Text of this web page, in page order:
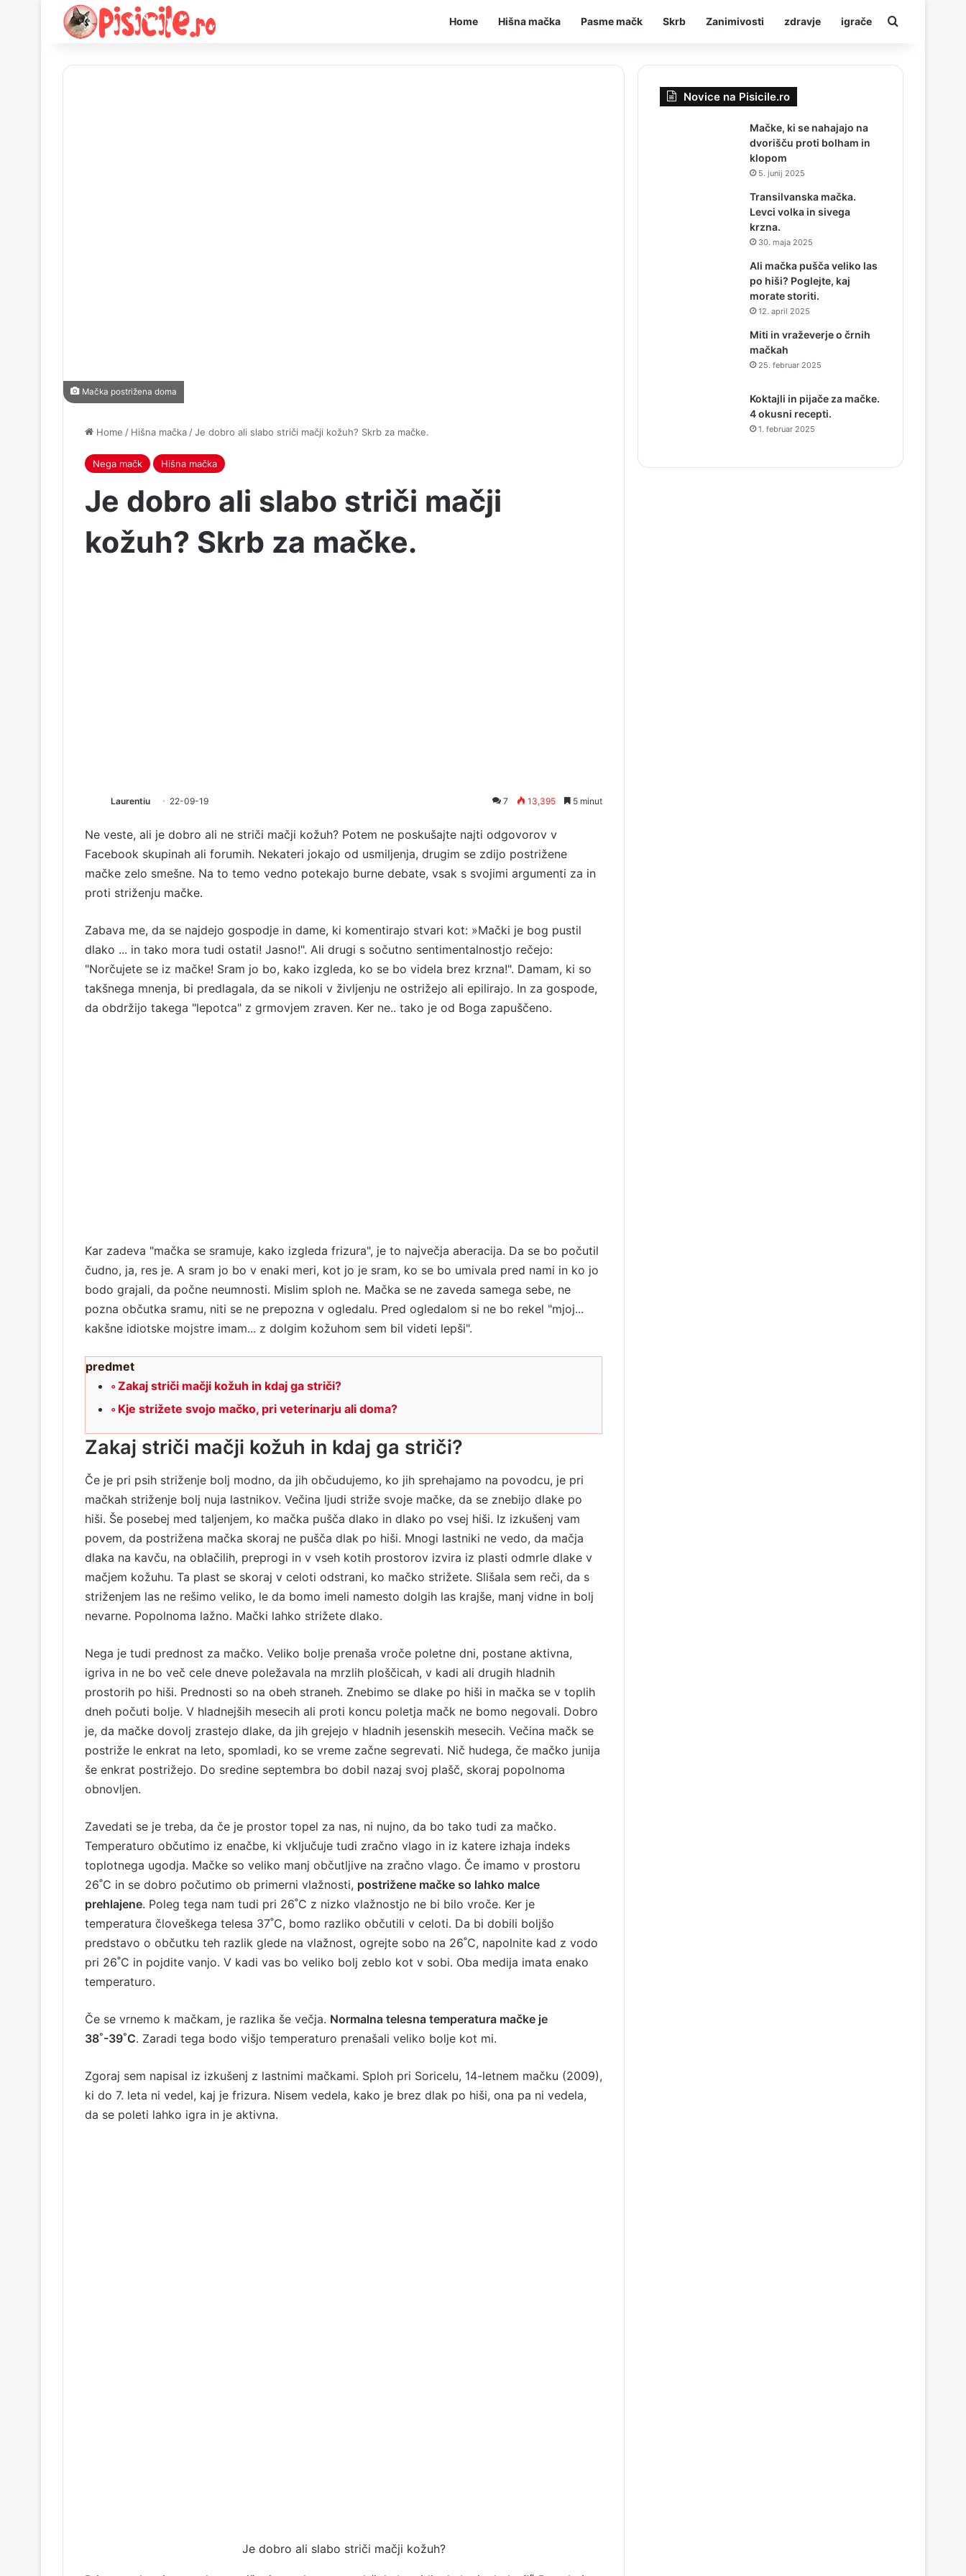
Home Hišna mačka Pasme mačk Skrb Zanimivosti zdravje igrače Iskanje
Mačka postrižena doma
Home / Hišna mačka /Je dobro ali slabo striči mačji kožuh? Skrb za mačke.
Nega mačk Hišna mačka
Je dobro ali slabo striči mačji
kožuh? Skrb za mačke.
Laurentiu 22-09-19 7 13,395 5 minut
Ne veste, ali je dobro ali ne striči mačji kožuh? Potem ne poskušajte najti odgovorov v
Facebook skupinah ali forumih. Nekateri jokajo od usmiljenja, drugim se zdijo postrižene
mačke zelo smešne. Na to temo vedno potekajo burne debate, vsak s svojimi argumenti za in
proti striženju mačke.
Zabava me, da se najdejo gospodje in dame, ki komentirajo stvari kot: »Mački je bog pustil
dlako ... in tako mora tudi ostati! Jasno!". Ali drugi s sočutno sentimentalnostjo rečejo:
"Norčujete se iz mačke! Sram jo bo, kako izgleda, ko se bo videla brez krzna!". Damam, ki so
takšnega mnenja, bi predlagala, da se nikoli v življenju ne ostrižejo ali epilirajo. In za gospode,
da obdržijo takega "lepotca" z grmovjem zraven. Ker ne.. tako je od Boga zapuščeno.
Kar zadeva "mačka se sramuje, kako izgleda frizura", je to največja aberacija. Da se bo počutil
čudno, ja, res je. A sram jo bo v enaki meri, kot jo je sram, ko se bo umivala pred nami in ko jo
bodo grajali, da počne neumnosti. Mislim sploh ne. Mačka se ne zaveda samega sebe, ne
pozna občutka sramu, niti se ne prepozna v ogledalu. Pred ogledalom si ne bo rekel "mjoj...
kakšne idiotske mojstre imam... z dolgim ​​kožuhom sem bil videti lepši".
predmet
Zakaj striči mačji kožuh in kdaj ga striči?
Kje strižete svojo mačko, pri veterinarju ali doma?
Zakaj striči mačji kožuh in kdaj ga striči?
Če je pri psih striženje bolj modno, da jih občudujemo, ko jih sprehajamo na povodcu, je pri
mačkah striženje bolj nuja lastnikov. Večina ljudi striže svoje mačke, da se znebijo dlake po
hiši. Še posebej med taljenjem, ko mačka pušča dlako in dlako po vsej hiši. Iz izkušenj vam
povem, da postrižena mačka skoraj ne pušča dlak po hiši. Mnogi lastniki ne vedo, da mačja
dlaka na kavču, na oblačilih, preprogi in v vseh kotih prostorov izvira iz plasti odmrle dlake v
mačjem kožuhu. Ta plast se skoraj v celoti odstrani, ko mačko strižete. Slišala sem reči, da s
striženjem las ne rešimo veliko, le da bomo imeli namesto dolgih las krajše, manj vidne in bolj
nevarne. Popolnoma lažno. Mački lahko strižete dlako.
Nega je tudi prednost za mačko. Veliko bolje prenaša vroče poletne dni, postane aktivna,
igriva in ne bo več cele dneve poležavala na mrzlih ploščicah, v kadi ali drugih hladnih
prostorih po hiši. Prednosti so na obeh straneh. Znebimo se dlake po hiši in mačka se v toplih
dneh počuti bolje. V hladnejših mesecih ali proti koncu poletja mačk ne bomo negovali. Dobro
je, da mačke dovolj zrastejo dlake, da jih grejejo v hladnih jesenskih mesecih. Večina mačk se
postriže le enkrat na leto, spomladi, ko se vreme začne segrevati. Nič hudega, če mačko junija
še enkrat postrižejo. Do sredine septembra bo dobil nazaj svoj plašč, skoraj popolnoma
obnovljen.
Zavedati se je treba, da če je prostor topel za nas, ni nujno, da bo tako tudi za mačko.
Temperaturo občutimo iz enačbe, ki vključuje tudi zračno vlago in iz katere izhaja indeks
toplotnega ugodja. Mačke so veliko manj občutljive na zračno vlago. Če imamo v prostoru
26˚C in se dobro počutimo ob primerni vlažnosti, postrižene mačke so lahko malce
prehlajene. Poleg tega nam tudi pri 26˚C z nizko vlažnostjo ne bi bilo vroče. Ker je
temperatura človeškega telesa 37˚C, bomo razliko občutili v celoti. Da bi dobili boljšo
predstavo o občutku teh razlik glede na vlažnost, ogrejte sobo na 26˚C, napolnite kad z vodo
pri 26˚C in pojdite vanjo. V kadi vas bo veliko bolj zeblo kot v sobi. Oba medija imata enako
temperaturo.
Če se vrnemo k mačkam, je razlika še večja. Normalna telesna temperatura mačke je
38˚-39˚C. Zaradi tega bodo višjo temperaturo prenašali veliko bolje kot mi.
Zgoraj sem napisal iz izkušenj z lastnimi mačkami. Sploh pri Soricelu, 14-letnem mačku (2009),
ki do 7. leta ni vedel, kaj je frizura. Nisem vedela, kako je brez dlak po hiši, ona pa ni vedela,
da se poleti lahko igra in je aktivna.
Je dobro ali slabo striči mačji kožuh?
Novice na Pisicile.ro
Mačke, ki se nahajajo na
dvorišču proti bolham in
klopom
5. junij 2025
Transilvanska mačka.
Levci volka in sivega
krzna.
30. maja 2025
Ali mačka pušča veliko las
po hiši? Poglejte, kaj
morate storiti.
12. april 2025
Miti in vraževerje o črnih
mačkah
25. februar 2025
Koktajli in pijače za mačke.
4 okusni recepti.
1. februar 2025